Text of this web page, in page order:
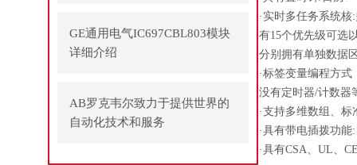
GE通用电气IC697CBL803模块
详细介绍
AB罗克韦尔致力于提供世界的
自动化技术和服务
·实时多任务系统
有15个优先级可选
分别拥有单独数据
·标签变量编程方
没有定时器/计数器
·支持多维数组、
·具有带电插拨功能:
·具有CSA、UL、